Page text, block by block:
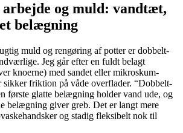
og muld: vandtæt,
belægning
muld og rengøring af potter er dobbelt-
Jeg går efter en fuldt belagt
knoerne) med sandet eller mikroskum-
friktion på våde overflader. “Dobbelt-
første glatte belægning holder vand ude, og
belægning giver greb. Det er langt mere
og stadig fleksibelt nok til